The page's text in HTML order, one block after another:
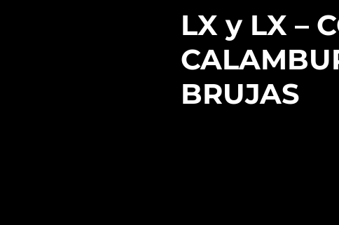
LX y LX –
BRUJAS